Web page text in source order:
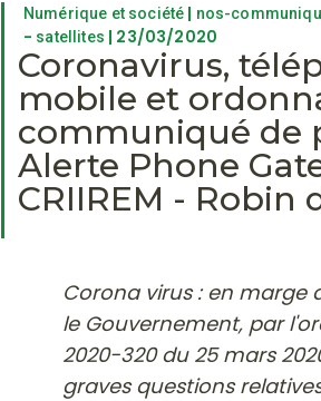
Numérique et société | nos-
- satellites | 23/03/2020
Coronavirus,
mobile et
communiqué de
Alerte Phone
CRIIREM - Robin
Corona virus : en marge
le Gouvernement, par
2020-320 du 25 mars
graves questions